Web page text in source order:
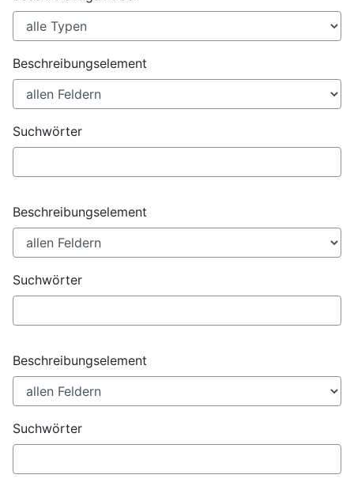
Beschreibungselement
Suchwörter
Beschreibungselement
Suchwörter
Beschreibungselement
Suchwörter